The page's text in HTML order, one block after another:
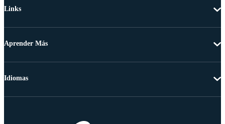
Links
Aprender Más
Idiomas